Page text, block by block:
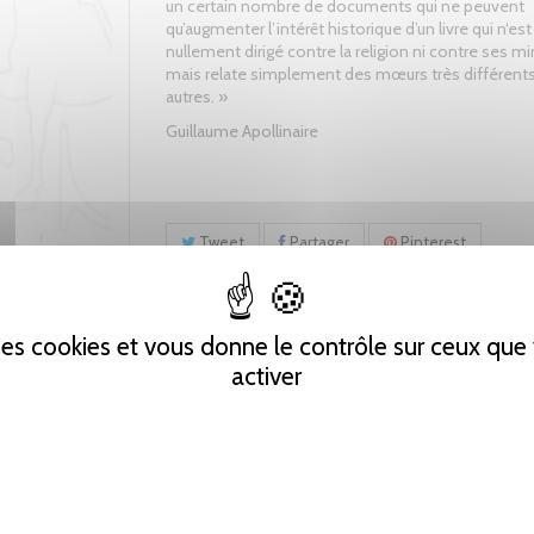
cookies et vous donne le contrôle sur ceux
activer
un certain nombre de documents qui ne peuvent
qu’augmenter l’intérêt historique d’un livre qui n‘est
nullement dirigé contre la religion ni contre ses
mais relate simplement des mœurs très
autres. »
Guillaume Apollinaire
Tweet Partager Pinterest